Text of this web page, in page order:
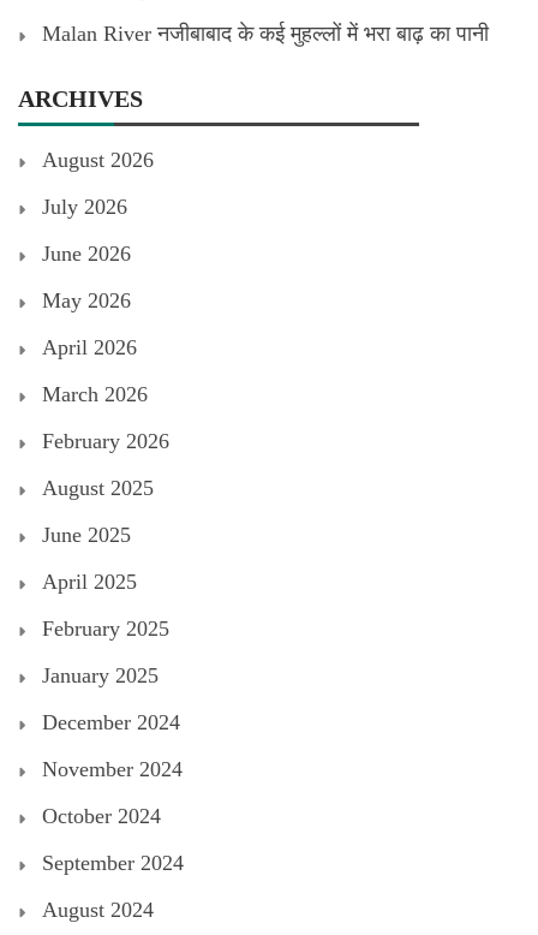
Malan River नजीबाबाद के कई मुहल्लों में भरा बाढ़ का पानी
ARCHIVES
August 2026
July 2026
June 2026
May 2026
April 2026
March 2026
February 2026
August 2025
June 2025
April 2025
February 2025
January 2025
December 2024
November 2024
October 2024
September 2024
August 2024